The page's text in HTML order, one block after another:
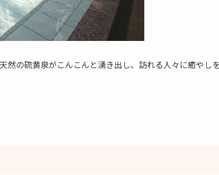
然の硫黄泉がこんこんと湧き出し、訪れる人々に癒やし